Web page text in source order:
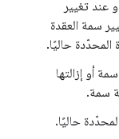
عند تغيير
سمة العقدة
المحدّدة حاليًا.
أو إزالتها
سمة.
حاليًا.